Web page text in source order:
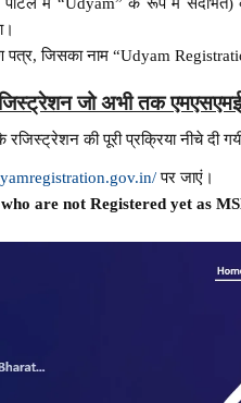
पत्र, जिसका नाम “Udyam
जो अभी तक
की पूरी प्रक्रिया नीचे दी
पर जाएं।
are not Registered yet as